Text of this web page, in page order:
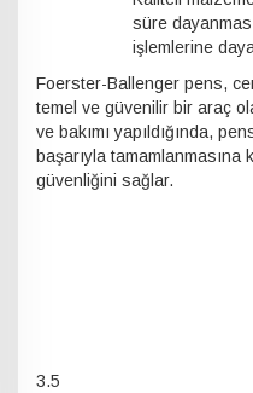
süre
işlemlerine
Foerster-Ballenger pens,
temel ve güvenilir bir araç
ve bakımı yapıldığında,
başarıyla
güvenliğini sağlar.
3.5